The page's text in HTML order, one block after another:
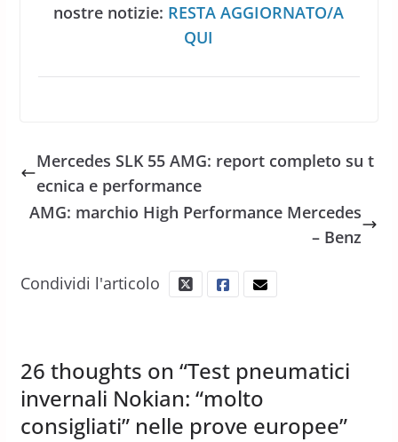
nostre notizie: RESTA AGGIORNATO/A
QUI
Mercedes SLK 55 AMG: report completo su t
ecnica e performance
AMG: marchio High Performance Mercedes
– Benz
Condividi l'articolo
26 thoughts on “Test pneumatici
invernali Nokian: “molto
consigliati” nelle prove europee”